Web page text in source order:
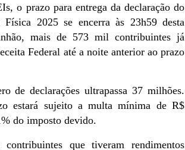
o prazo para entrega da declaração do
Física 2025 se encerra às 23h59 desta
mais de 573 mil contribuintes já
Federal até a noite anterior ao prazo
de declarações ultrapassa 37 milhões.
estará sujeito a multa mínima de R$
do imposto devido.
que tiveram rendimentos